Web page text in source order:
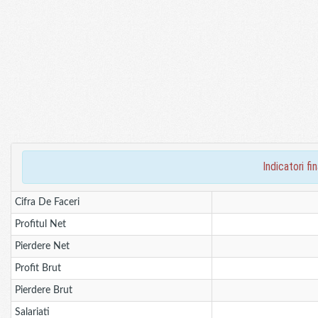
indicatori
Cifra De Faceri
Profitul Net
Pierdere Net
Profit Brut
Pierdere Brut
Salariati